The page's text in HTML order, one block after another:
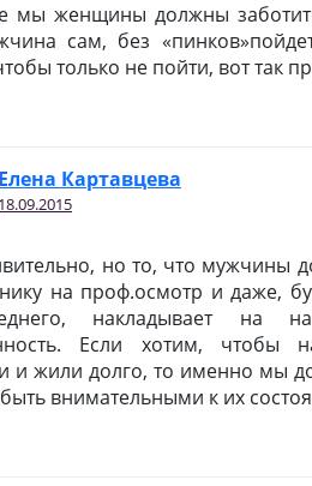
мы женщины должны
сам, без
только не пойти, вот так
Елена Картавцева
18.09.2015
но то, что мужчины
на проф.осмотр и даже,
накладывает на
Если хотим,
и жили долго, то именно мы
внимательными к их